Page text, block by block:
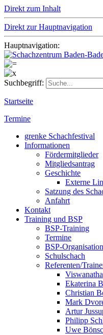
Direkt zum Inhalt
Direkt zur Hauptnavigation
Hauptnavigation:
Suchbegriff:
Startseite
Termine
grenke Schachfestival
Informationen
Fördermitglieder
Mitgliedsantrag
Geschichte
Externe
Satzung des
Anfahrt
Kontakt
Training und BSP
BSP-Training
Termine
BSP-Organisation
Schulschach
Referenten/
Ekaterina
Christian
Mark
Artur
Philipp
Uwe